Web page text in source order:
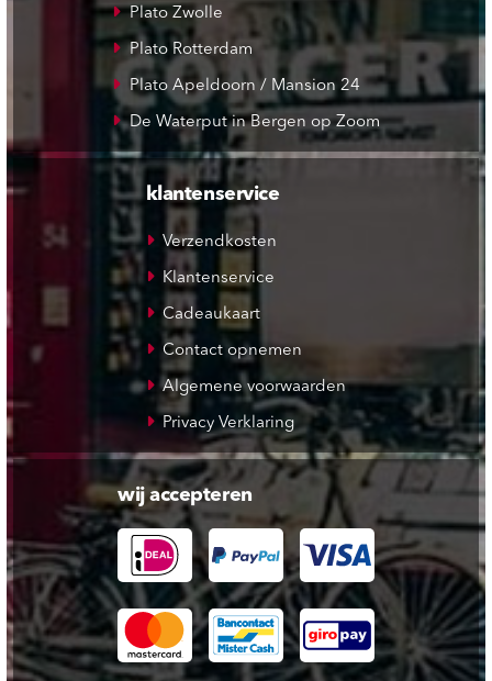
Plato Zwolle
Plato Rotterdam
Plato Apeldoorn / Mansion 24
De Waterput in Bergen op Zoom
klantenservice
Verzendkosten
Klantenservice
Cadeaukaart
Contact opnemen
Algemene voorwaarden
Privacy Verklaring
wij accepteren